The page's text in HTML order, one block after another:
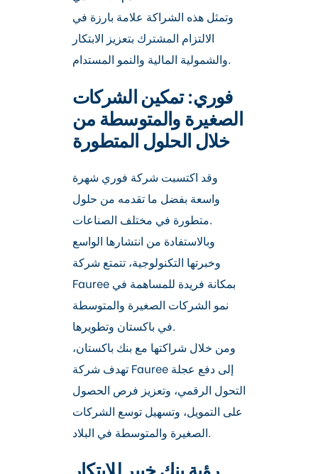
وتمثل هذه الشراكة علامة بارزة في
الالتزام المشترك بتعزيز الابتكار
والشمولية المالية والنمو المستدام.
فوري: تمكين الشركات
الصغيرة والمتوسطة من
خلال الحلول المتطورة
وقد اكتسبت شركة فوري شهرة
واسعة بفضل ما تقدمه من حلول
متطورة في مختلف الصناعات.
وبالاستفادة من انتشارها الواسع
وخبرتها التكنولوجية، تتمتع شركة
Fauree بمكانة فريدة للمساهمة في
نمو الشركات الصغيرة والمتوسطة
في باكستان وتطويرها.
ومن خلال شراكتها مع بنك باكستان،
تهدف شركة Fauree إلى دفع عجلة
التحول الرقمي، وتعزيز فرص الحصول
على التمويل، وتسهيل توسع الشركات
الصغيرة والمتوسطة في البلاد.
رؤية بنك خيبر للابتكار